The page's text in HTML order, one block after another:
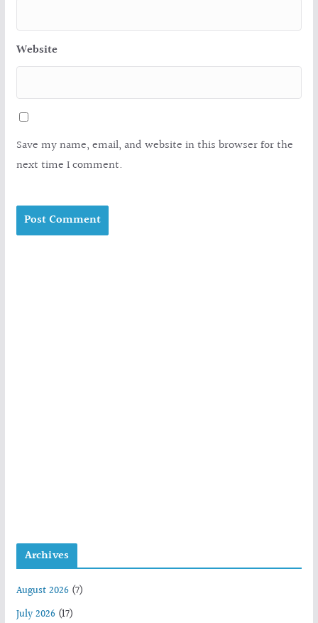
Website
Save my name, email, and website in this browser for the
next time I comment.
Archives
August 2026(7)
July 2026(17)